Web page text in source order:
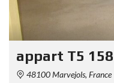
appart T5
48100 Marvejols, France